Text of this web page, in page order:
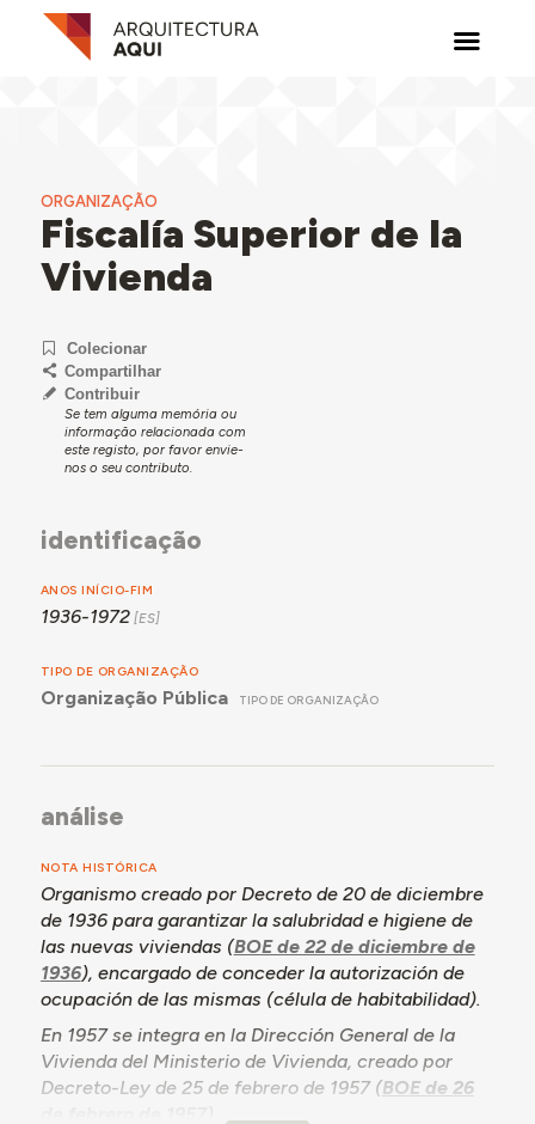
ORGANIZAÇÃO
Fiscalía Superior de la
Vivienda
Colecionar
Compartilhar
Contribuir
Se tem alguma memória ou
informação relacionada com
este registo, por favor envie-
nos o seu contributo.
identificação
ANOS INÍCIO-FIM
1936-1972
TIPO DE ORGANIZAÇÃO
Organização Pública TIPO DE ORGANIZAÇÃO
análise
NOTA HISTÓRICA
Organismo creado por Decreto de 20 de diciembre
de 1936 para garantizar la salubridad e higiene de
las nuevas viviendas (BOE de 22 de diciembre de
1936), encargado de conceder la autorización de
ocupación de las mismas (célula de habitabilidad).
En 1957 se integra en la Dirección General de la
Vivienda del Ministerio de Vivienda, creado por
Decreto-Ley de 25 de febrero de 1957 (BOE de 26